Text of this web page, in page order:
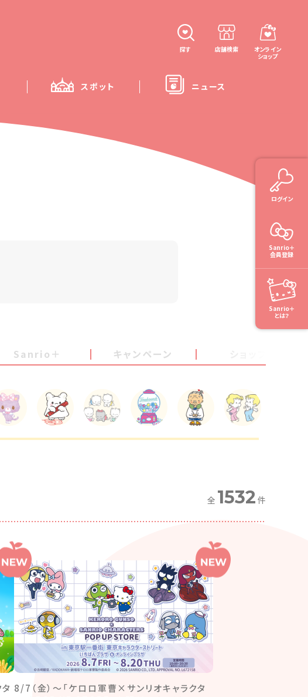
ログイン
Sanrio＋
会員登録
Sanrio＋
とは？
探す 店舗検索
オンライン
ショップ
スポット ニュース
Sanrio＋ キャンペーン
全 1532 件
8/7（金）～「ケロロ軍曹×サンリオキャラクタ